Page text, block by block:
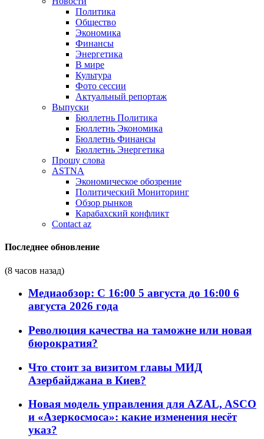
Политика
Общество
Экономика
Финансы
Энергетика
В мире
Культура
Фото сессии
Актуальный репортаж
Выпуски
Бюллетнь Политика
Бюллетнь Экономика
Бюллетнь Финансы
Бюллетнь Энергетика
Прошу слова
ASTNA
Экономическое обозрение
Политический Мониторинг
Обзор рынков
Карабахский конфликт
Contact az
Последнее обновление
(8 часов назад)
Медиаобзор: С 16:00 5 августа до 16:00 6
августа 2026 года
Революция качества на таможне или новая
бюрократия?
Что стоит за визитом главы МИД
Азербайджана в Киев?
Новая модель управления для AZAL, ASCO
и «Азеркосмоса»: какие изменения несёт
указ?